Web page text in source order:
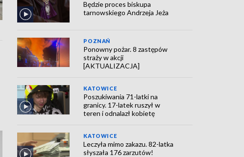
Będzie proces biskupa
tarnowskiego Andrzeja Jeża
POZNAŃ
Ponowny pożar. 8 zastępów
straży w akcji
[AKTUALIZACJA]
KATOWICE
Poszukiwania 71-latki na
granicy. 17-latek ruszył w
teren i odnalazł kobietę
KATOWICE
Leczyła mimo zakazu. 82-latka
słyszała 176 zarzutów!